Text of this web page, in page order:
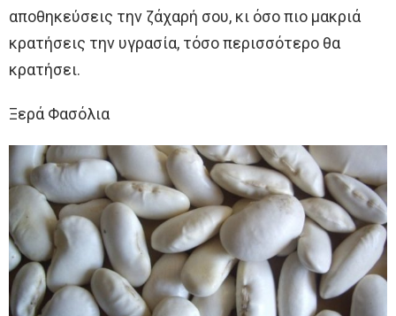
αποθηκεύσεις την ζάχαρή σου, κι όσο πιο μακριά
κρατήσεις την υγρασία, τόσο περισσότερο θα
κρατήσει.
Ξερά Φασόλια